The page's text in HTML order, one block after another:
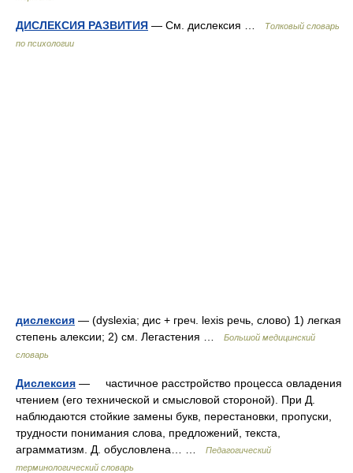
ДИСЛЕКСИЯ РАЗВИТИЯ — См. дислексия …
Толковый словарь
по психологии
дислексия — (dyslexia; дис + греч. lexis речь, слово) 1) легкая
степень алексии; 2) см. Легастения …
Большой медицинский
словарь
Дислексия — частичное расстройство процесса овладения
чтением (его технической и смысловой стороной). При Д.
наблюдаются стойкие замены букв, перестановки, пропуски,
трудности понимания слова, предложений, текста,
аграмматизм. Д. обусловлена… …
Педагогический
терминологический словарь